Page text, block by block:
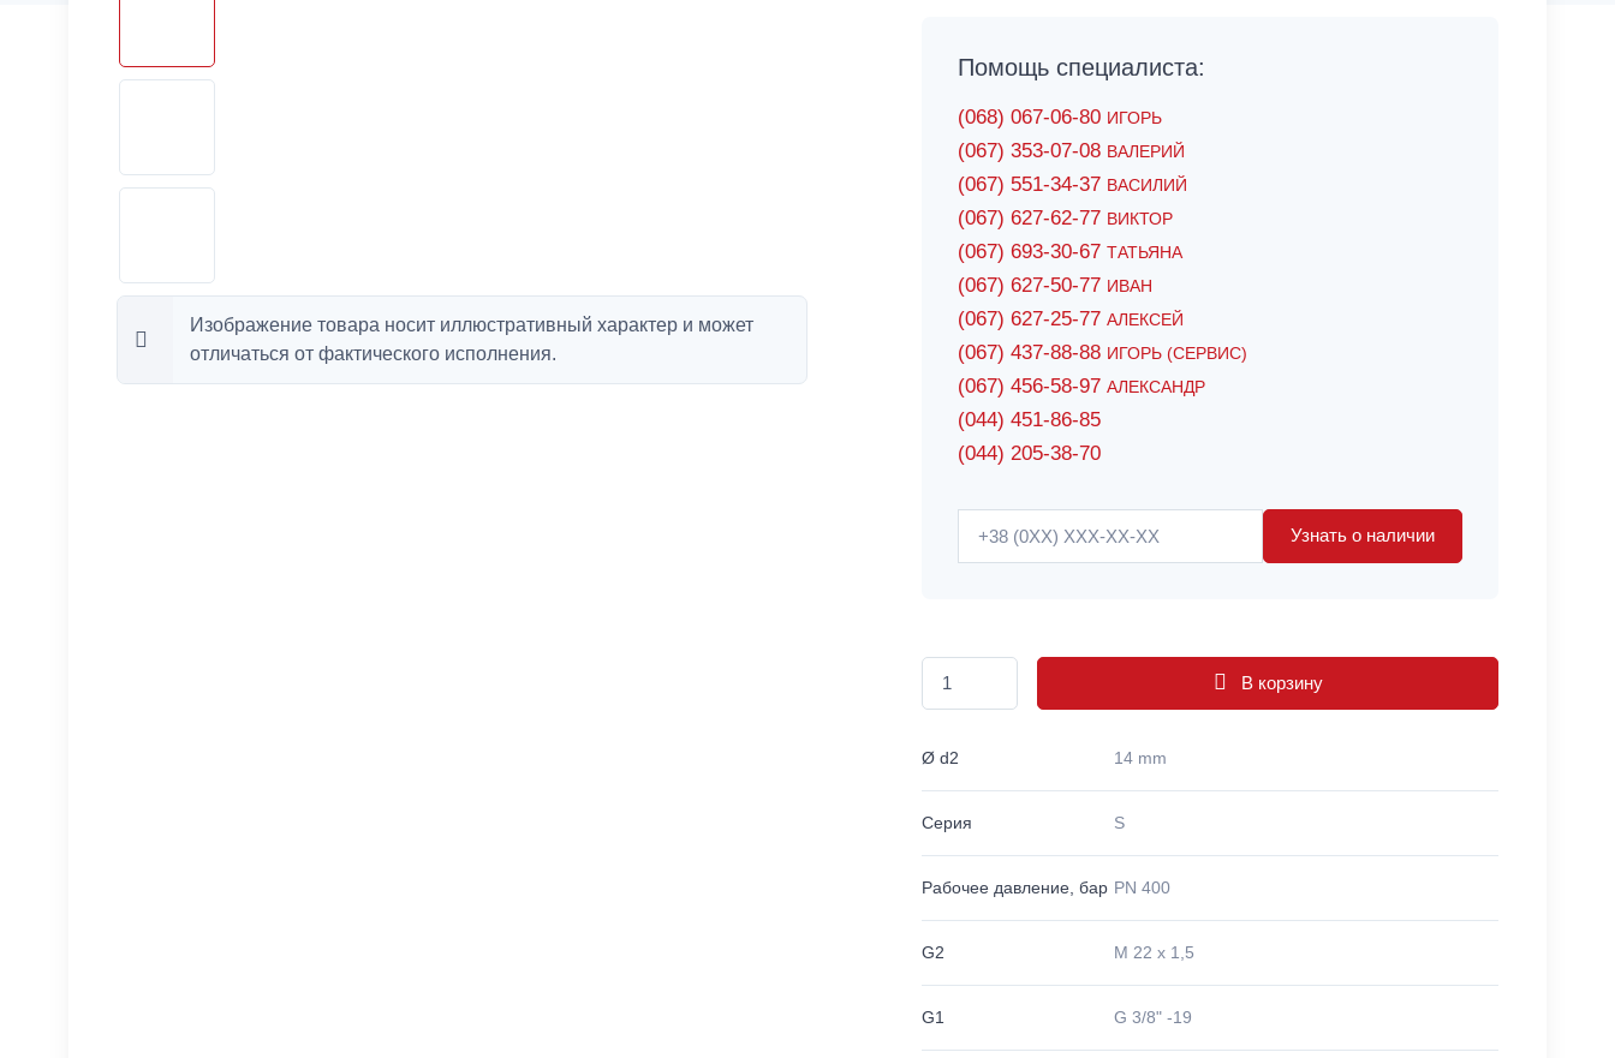
Изображение товара носит иллюстративный характер и может
отличаться от фактического исполнения.
Помощь специалиста:
(068) 067-06-80 ИГОРЬ
(067) 353-07-08 ВАЛЕРИЙ
(067) 551-34-37 ВАСИЛИЙ
(067) 627-62-77 ВИКТОР
(067) 693-30-67 ТАТЬЯНА
(067) 627-50-77 ИВАН
(067) 627-25-77 АЛЕКСЕЙ
(067) 437-88-88 ИГОРЬ (СЕРВИС)
(067) 456-58-97 АЛЕКСАНДР
(044) 451-86-85
(044) 205-38-70
Узнать о наличии
В корзину
Ø d2 14 mm
Серия S
Рабочее давление, бар PN 400
G2 M 22 x 1,5
G1 G 3/8" -19